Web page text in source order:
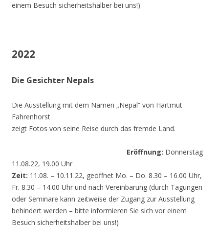
einem Besuch sicherheitshalber bei uns!)
2022
Die Gesichter Nepals
Die Ausstellung mit dem Namen „Nepal“ von Hartmut
Fahrenhorst
zeigt Fotos von seine Reise durch das fremde Land.
Eröffnung: Donnerstag
11.08.22, 19.00 Uhr
Zeit: 11.08. – 10.11.22, geöffnet Mo. – Do. 8.30 – 16.00 Uhr,
Fr. 8.30 – 14.00 Uhr und nach Vereinbarung (durch Tagungen
oder Seminare kann zeitweise der Zugang zur Ausstellung
behindert werden – bitte informieren Sie sich vor einem
Besuch sicherheitshalber bei uns!)